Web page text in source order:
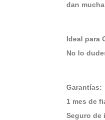
dan
Ideal para
No lo
Garantías:
1 mes de
Seguro de